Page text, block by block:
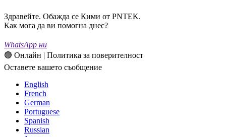
Здравейте. Обажда се Кими от PNTEK.
Как мога да ви помогна днес?
WhatsApp ни
🟢 Онлайн | Политика за поверителност
Оставете вашето съобщение
English
French
German
Portuguese
Spanish
Russian